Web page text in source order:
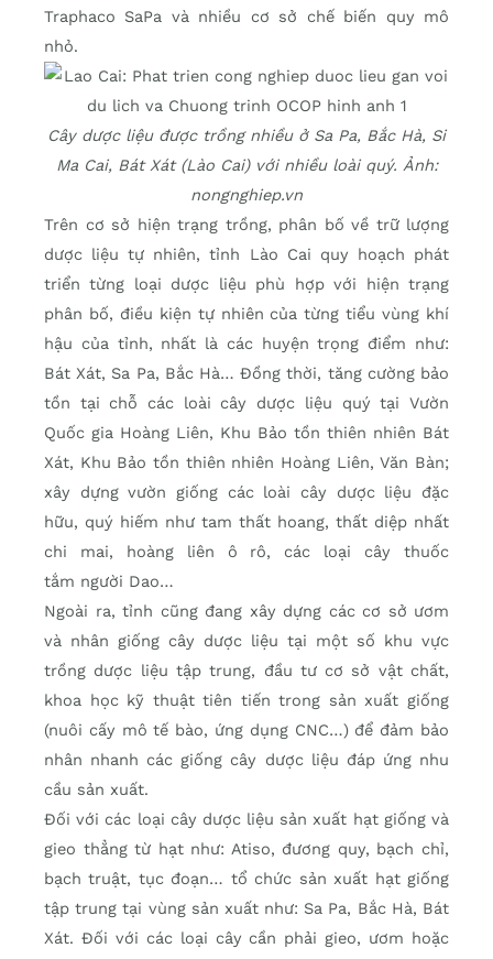
Traphaco SaPa và nhiều cơ sở chế biến quy mô
nhỏ.
Cây dược liệu được trồng nhiều ở Sa Pa, Bắc Hà, Si
Ma Cai, Bát Xát (Lào Cai) với nhiều loài quý. Ảnh:
nongnghiep.vn
Trên cơ sở hiện trạng trồng, phân bố về trữ lượng
dược liệu tự nhiên, tỉnh Lào Cai quy hoạch phát
triển từng loại dược liệu phù hợp với hiện trạng
phân bố, điều kiện tự nhiên của từng tiểu vùng khí
hậu của tỉnh, nhất là các huyện trọng điểm như:
Bát Xát, Sa Pa, Bắc Hà… Đồng thời, tăng cường bảo
tồn tại chỗ các loài cây dược liệu quý tại Vườn
Quốc gia Hoàng Liên, Khu Bảo tồn thiên nhiên Bát
Xát, Khu Bảo tồn thiên nhiên Hoàng Liên, Văn Bàn;
xây dựng vườn giống các loài cây dược liệu đặc
hữu, quý hiếm như tam thất hoang, thất diệp nhất
chi mai, hoàng liên ô rô, các loại cây thuốc
tắm người Dao…
Ngoài ra, tỉnh cũng đang xây dựng các cơ sở ươm
và nhân giống cây dược liệu tại một số khu vực
trồng dược liệu tập trung, đầu tư cơ sở vật chất,
khoa học kỹ thuật tiên tiến trong sản xuất giống
(nuôi cấy mô tế bào, ứng dụng CNC…) để đảm bảo
nhân nhanh các giống cây dược liệu đáp ứng nhu
cầu sản xuất.
Đối với các loại cây dược liệu sản xuất hạt giống và
gieo thẳng từ hạt như: Atiso, đương quy, bạch chỉ,
bạch truật, tục đoạn… tổ chức sản xuất hạt giống
tập trung tại vùng sản xuất như: Sa Pa, Bắc Hà, Bát
Xát. Đối với các loại cây cần phải gieo, ươm hoặc